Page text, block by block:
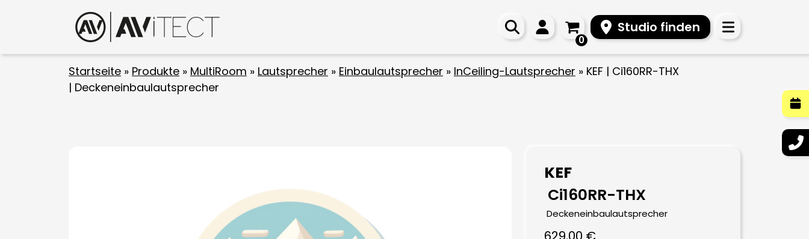
0
Studio finden
Startseite » Produkte » MultiRoom » Lautsprecher » Einbaulautsprecher » InCeiling-Lautsprecher » KEF | Ci160RR-THX
| Deckeneinbaulautsprecher
KEF
Ci160RR-THX
Deckeneinbaulautsprecher